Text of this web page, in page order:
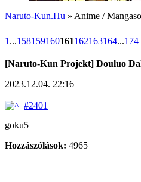
Naruto-Kun.Hu » Anime /
1 ...158159160161162163164...174
[Naruto-Kun Projekt] Douluo
2023.12.04. 22:16
#2401
goku5
Hozzászólások: 4965